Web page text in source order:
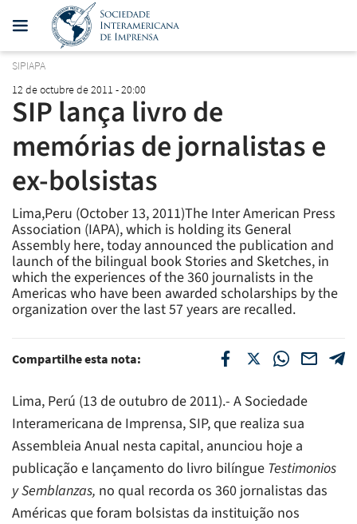
SIPIAPA
12 de octubre de 2011 - 20:00
SIP lança livro de
memórias de jornalistas e
ex-bolsistas
Lima,Peru (October 13, 2011)The Inter American Press
Association (IAPA), which is holding its General
Assembly here, today announced the publication and
launch of the bilingual book Stories and Sketches, in
which the experiences of the 360 journalists in the
Americas who have been awarded scholarships by the
organization over the last 57 years are recalled.
Compartilhe esta nota:
Lima, Perú (13 de outubro de 2011).- A Sociedade
Interamericana de Imprensa, SIP, que realiza sua
Assembleia Anual nesta capital, anunciou hoje a
publicação e lançamento do livro bilíngue Testimonios
y Semblanzas, no qual recorda os 360 jornalistas das
Américas que foram bolsistas da instituição nos